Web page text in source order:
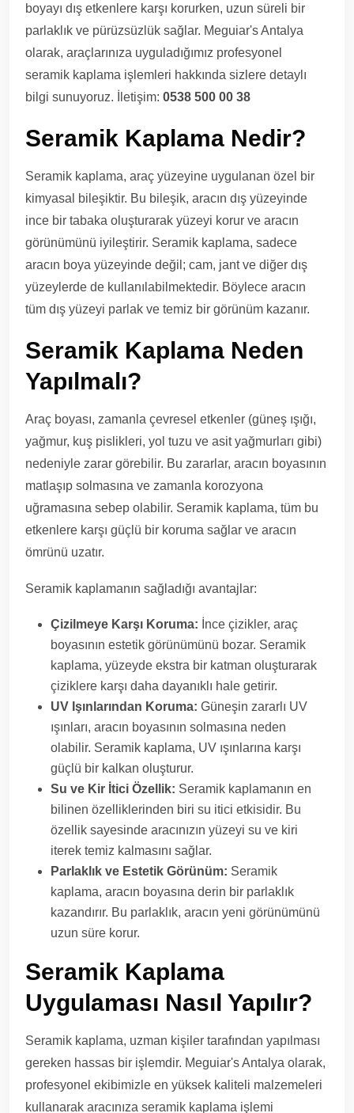
boyayı dış etkenlere karşı korurken, uzun süreli bir
parlaklık ve pürüzsüzlük sağlar. Meguiar's Antalya
olarak, araçlarınıza uyguladığımız profesyonel
seramik kaplama işlemleri hakkında sizlere detaylı
bilgi sunuyoruz. İletişim: 0538 500 00 38
Seramik Kaplama Nedir?
Seramik kaplama, araç yüzeyine uygulanan özel bir
kimyasal bileşiktir. Bu bileşik, aracın dış yüzeyinde
ince bir tabaka oluşturarak yüzeyi korur ve aracın
görünümünü iyileştirir. Seramik kaplama, sadece
aracın boya yüzeyinde değil; cam, jant ve diğer dış
yüzeylerde de kullanılabilmektedir. Böylece aracın
tüm dış yüzeyi parlak ve temiz bir görünüm kazanır.
Seramik Kaplama Neden
Yapılmalı?
Araç boyası, zamanla çevresel etkenler (güneş ışığı,
yağmur, kuş pislikleri, yol tuzu ve asit yağmurları gibi)
nedeniyle zarar görebilir. Bu zararlar, aracın boyasının
matlaşıp solmasına ve zamanla korozyona
uğramasına sebep olabilir. Seramik kaplama, tüm bu
etkenlere karşı güçlü bir koruma sağlar ve aracın
ömrünü uzatır.
Seramik kaplamanın sağladığı avantajlar:
Çizilmeye Karşı Koruma: İnce çizikler, araç
boyasının estetik görünümünü bozar. Seramik
kaplama, yüzeyde ekstra bir katman oluşturarak
çiziklere karşı daha dayanıklı hale getirir.
UV Işınlarından Koruma: Güneşin zararlı UV
ışınları, aracın boyasının solmasına neden
olabilir. Seramik kaplama, UV ışınlarına karşı
güçlü bir kalkan oluşturur.
Su ve Kir İtici Özellik: Seramik kaplamanın en
bilinen özelliklerinden biri su itici etkisidir. Bu
özellik sayesinde aracınızın yüzeyi su ve kiri
iterek temiz kalmasını sağlar.
Parlaklık ve Estetik Görünüm: Seramik
kaplama, aracın boyasına derin bir parlaklık
kazandırır. Bu parlaklık, aracın yeni görünümünü
uzun süre korur.
Seramik Kaplama
Uygulaması Nasıl Yapılır?
Seramik kaplama, uzman kişiler tarafından yapılması
gereken hassas bir işlemdir. Meguiar's Antalya olarak,
profesyonel ekibimizle en yüksek kaliteli malzemeleri
kullanarak aracınıza seramik kaplama işlemi